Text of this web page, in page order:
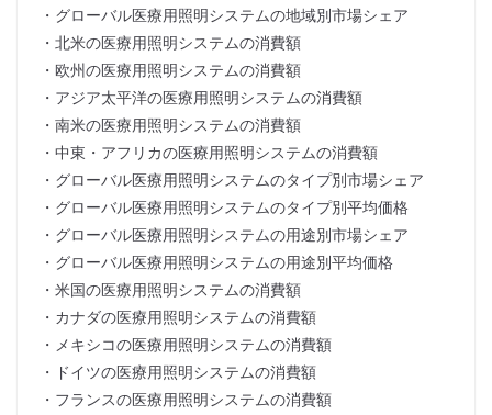
・グローバル医療用照明システムの地域別市場シェア
・北米の医療用照明システムの消費額
・欧州の医療用照明システムの消費額
・アジア太平洋の医療用照明システムの消費額
・南米の医療用照明システムの消費額
・中東・アフリカの医療用照明システムの消費額
・グローバル医療用照明システムのタイプ別市場シェア
・グローバル医療用照明システムのタイプ別平均価格
・グローバル医療用照明システムの用途別市場シェア
・グローバル医療用照明システムの用途別平均価格
・米国の医療用照明システムの消費額
・カナダの医療用照明システムの消費額
・メキシコの医療用照明システムの消費額
・ドイツの医療用照明システムの消費額
・フランスの医療用照明システムの消費額